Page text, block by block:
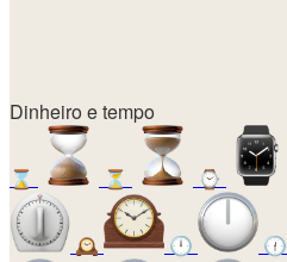
Dinheiro e tempo
⌛ ⏳ ⌚
🕰️ 🕛 🕧